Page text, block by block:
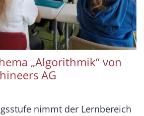
„Algorithmik“ von
AG
nimmt der Lernbereich